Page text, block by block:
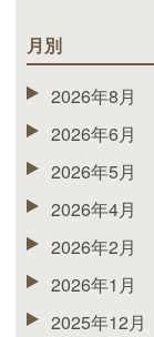
月別
2026年8月
2026年6月
2026年5月
2026年4月
2026年2月
2026年1月
2025年12月